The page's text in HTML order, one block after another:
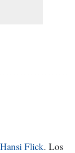
Hansi Flick. Los